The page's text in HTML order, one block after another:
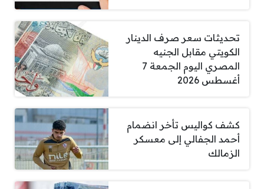
تحديثات سعر صرف الدينار
الكويتي مقابل الجنيه
المصري اليوم الجمعة 7
أغسطس 2026
كشف كواليس تأخر انضمام
أحمد الجفالي إلى معسكر
الزمالك